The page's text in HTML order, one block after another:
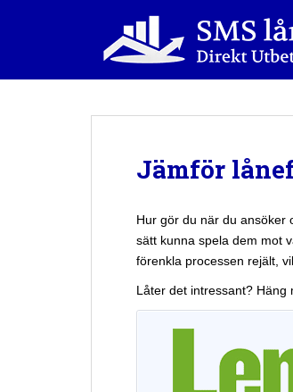
Jämför
Hur gör du när du ansöker
sätt kunna spela dem mot
förenkla processen rejält,
Låter det intressant? Häng